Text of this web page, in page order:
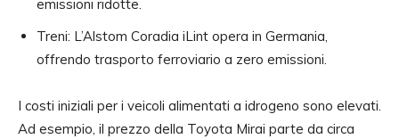
emissioni ridotte.
Treni: L’Alstom Coradia iLint opera in Germania,
offrendo trasporto ferroviario a zero emissioni.
I costi iniziali per i veicoli alimentati a idrogeno sono elevati.
Ad esempio, il prezzo della Toyota Mirai parte da circa